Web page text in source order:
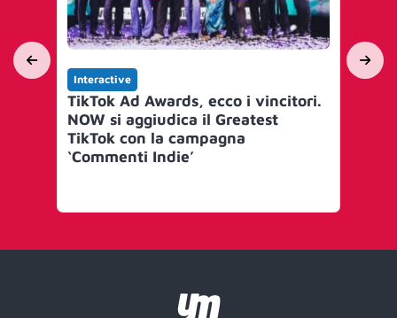
Interactive
TikTok Ad Awards, ecco i vincitori.
NOW si aggiudica il Greatest
TikTok con la campagna
‘Commenti Indie’